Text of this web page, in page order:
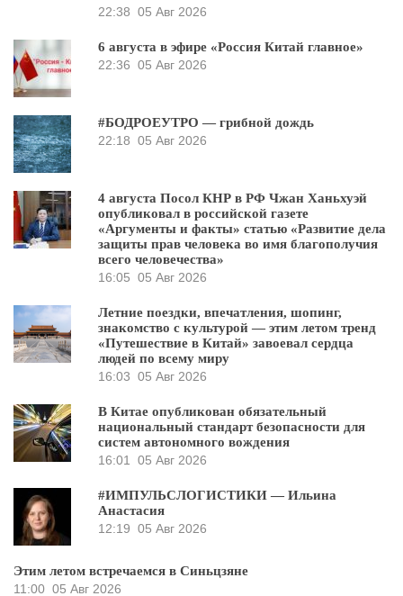
22:38 05 Авг 2026
6 августа в эфире «Россия Китай главное»
22:36 05 Авг 2026
#БОДРОЕУТРО — грибной дождь
22:18 05 Авг 2026
4 августа Посол КНР в РФ Чжан Ханьхуэй
опубликовал в российской газете
«Аргументы и факты» статью «Развитие дела
защиты прав человека во имя благополучия
всего человечества»
16:05 05 Авг 2026
Летние поездки, впечатления, шопинг,
знакомство с культурой — этим летом тренд
«Путешествие в Китай» завоевал сердца
людей по всему миру
16:03 05 Авг 2026
В Китае опубликован обязательный
национальный стандарт безопасности для
систем автономного вождения
16:01 05 Авг 2026
#ИМПУЛЬСЛОГИСТИКИ — Ильина
Анастасия
12:19 05 Авг 2026
Этим летом встречаемся в Синьцзяне
11:00 05 Авг 2026